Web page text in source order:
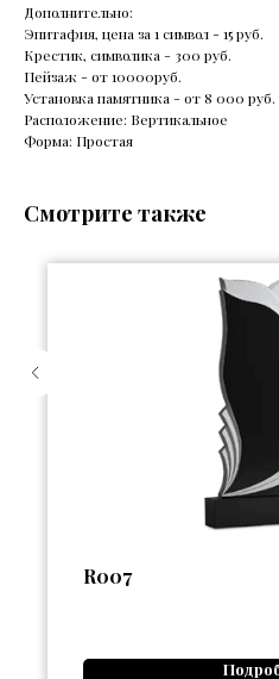
Дополнительно:
Эпитафия, цена за 1 символ - 15 руб.
Крестик, символика - 300 руб.
Пейзаж - от 10000руб.
Установка памятника - от 8 000 руб.
Расположение: Вертикальное
Форма: Простая
Смотрите также
R007